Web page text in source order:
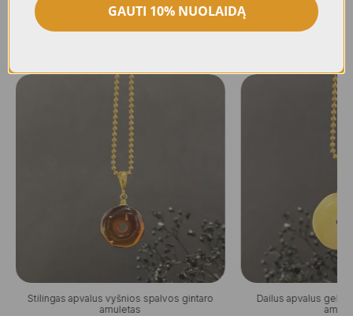
Stilingas apvalus vyšnios spalvos gintaro
amuletas
Dailus apvalus
GAUTI 10% NUOLAIDĄ